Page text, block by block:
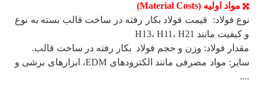
مواد اولیه (Material Costs)
نوع فولاد: قیمت فولاد بکار رفته در ساخت قالب بسته به نوع
و کیفیت مانند H13، H11، H21
مقدار فولاد: وزن و حجم فولاد بکار رفته در ساخت قالب.
سایر: مواد مصرفی مانند الکترودهای EDM، ابزارهای برشی و
....